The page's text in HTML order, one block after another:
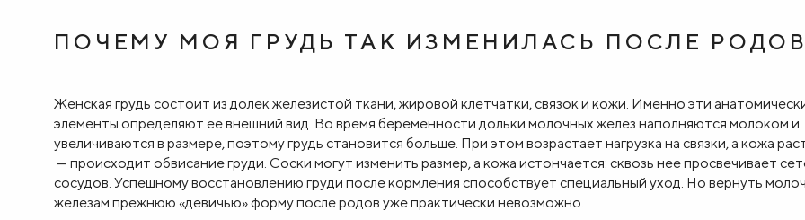
ПОЧЕМУ МОЯ ГРУДЬ ТАК ИЗМЕНИЛАСЬ ПОСЛЕ
Женская грудь состоит из долек железистой ткани, жировой клетчатки, связок и кожи. Именно эти
элементы определяют ее внешний вид. Во время беременности дольки молочных желез наполняются молоком и
увеличиваются в размере, поэтому грудь становится больше. При этом возрастает нагрузка на связки, а кожа
— происходит обвисание груди. Соски могут изменить размер, а кожа истончается: сквозь нее просвечивает
сосудов. Успешному восстановлению груди после кормления способствует специальный уход. Но вернуть
железам прежнюю «девичью» форму после родов уже практически невозможно.